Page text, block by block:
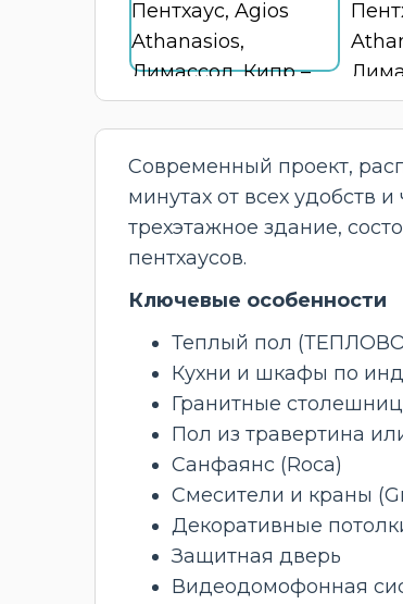
Современный проект,
минутах от всех удобств
трехэтажное здание,
пентхаусов.
Ключевые особенности
Теплый пол
Кухни и шкафы по
Гранитные
Пол из травертина
Санфаянс (Roca)
Смесители и краны
Декоративные
Защитная дверь
Видеодомофонная